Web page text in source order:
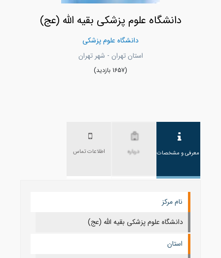
دانشگاه علوم پزشکی بقیه الله (عج)
دانشگاه علوم پزشکی
استان تهران - شهر تهران
(1657 بازدید)
معرفی و مشخصات درباره اطلاعات تماس
نام مرکز
دانشگاه علوم پزشکی بقیه الله (عج)
استان